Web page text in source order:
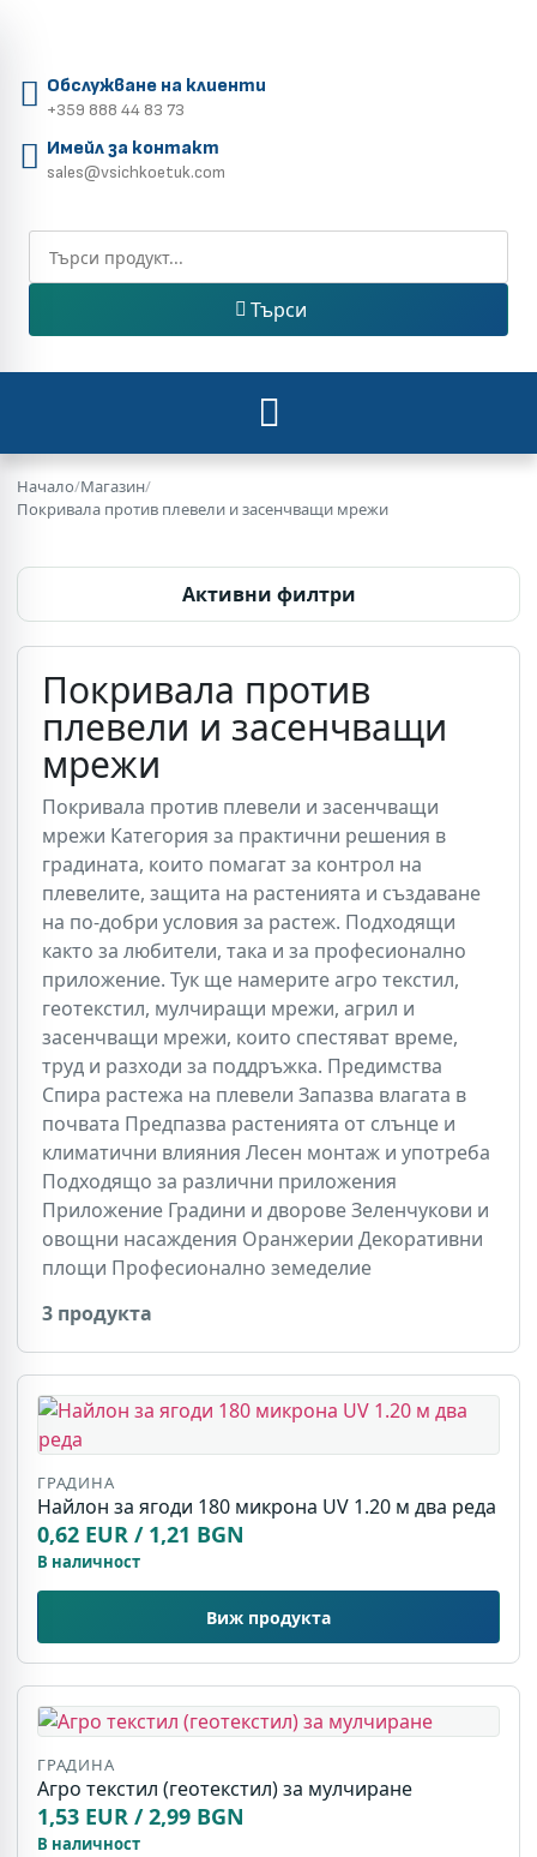
Обслужване на клиенти
+359 888 44 83 73
Имейл за контакт
sales@vsichkoetuk.com
Търси
Начало/Магазин/
Покривала против плевели и засенчващи мрежи
Активни филтри
Покривала против
плевели и засенчващи
мрежи
Покривала против плевели и засенчващи
мрежи Категория за практични решения в
градината, които помагат за контрол на
плевелите, защита на растенията и създаване
на по-добри условия за растеж. Подходящи
както за любители, така и за професионално
приложение. Тук ще намерите агро текстил,
геотекстил, мулчиращи мрежи, агрил и
засенчващи мрежи, които спестяват време,
труд и разходи за поддръжка. Предимства
Спира растежа на плевели Запазва влагата в
почвата Предпазва растенията от слънце и
климатични влияния Лесен монтаж и употреба
Подходящо за различни приложения
Приложение Градини и дворове Зеленчукови и
овощни насаждения Оранжерии Декоративни
площи Професионално земеделие
3 продукта
ГРАДИНА
Найлон за ягоди 180 микрона UV 1.20 м два реда
0,62 EUR / 1,21 BGN
В наличност
Виж продукта
ГРАДИНА
Агро текстил (геотекстил) за мулчиране
1,53 EUR / 2,99 BGN
В наличност